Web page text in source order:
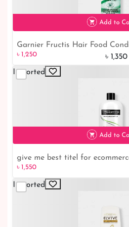
৳ 1,2507% off
Add to
Garnier Fructis Hair Food
- Ideal for Normal to Dry Hair
৳ 1,250 ৳ 1,350
Imported
Add to
give me best titel for
৳ 1,550
Imported